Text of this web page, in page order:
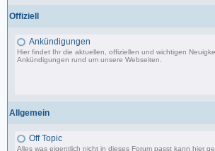
Offiziell
Ankündigungen
Hier findet Ihr die aktuellen, offiziellen und wichtigen
Ankündigungen rund um unsere Webseiten.
Allgemein
Off Topic
Alles was eigentlich nicht in dieses Forum passt kann hier